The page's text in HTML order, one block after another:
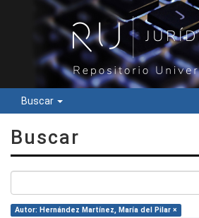
Buscar
Buscar
Autor: Hernández Martínez, María del Pilar ×